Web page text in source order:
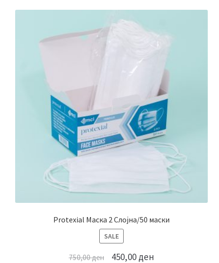
Protexial Маска 2 Слојна/50 маски
SALEПРОИЗВОД
НА
ПОПУСТ
750,00ден 450,00 ден